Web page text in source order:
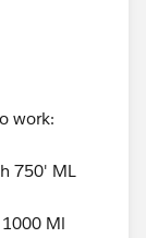
work:
750' ML
Ml